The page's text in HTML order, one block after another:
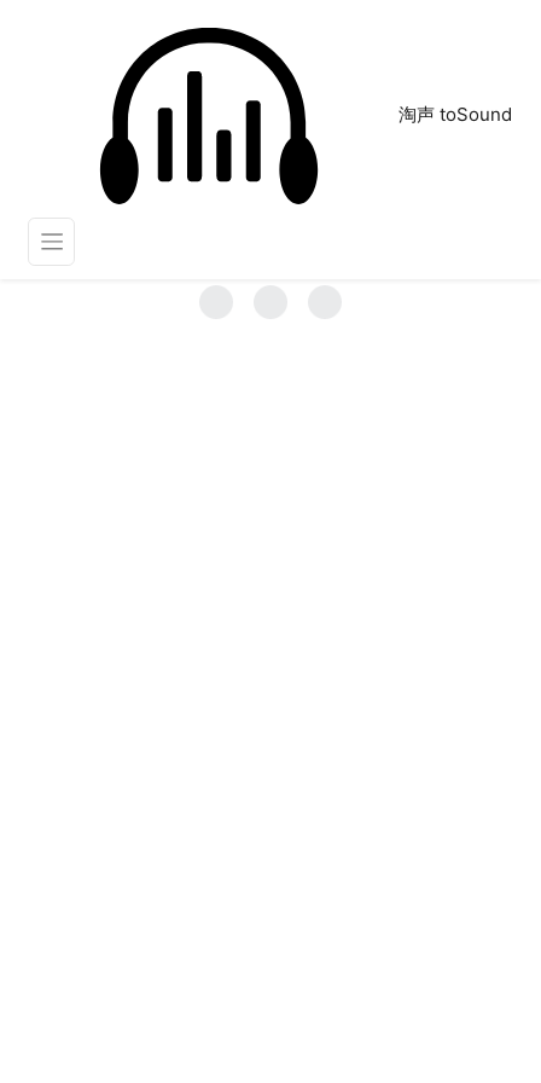
淘声 toSound
音乐：浪漫
正在为您搜索声音资源